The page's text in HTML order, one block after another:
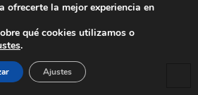
ofrecerte la mejor experiencia en
qué cookies utilizamos o
.
Ajustes